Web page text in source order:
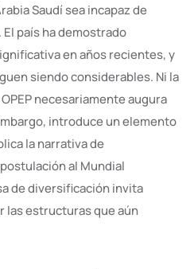
Saudí sea incapaz de
país ha demostrado
en años recientes, y
siendo considerables. Ni la
necesariamente augura
introduce un elemento
la narrativa de
al Mundial
de diversificación invita
las estructuras que aún